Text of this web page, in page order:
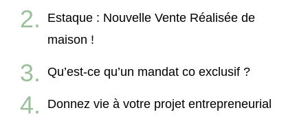
Estaque : Nouvelle Vente Réalisée de
maison !
Qu’est-ce qu’un mandat co exclusif ?
Donnez vie à votre projet entrepreneurial